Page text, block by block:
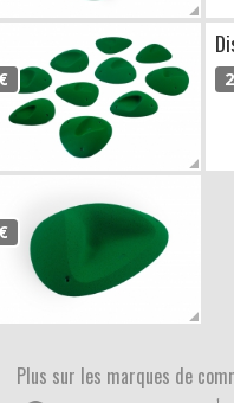
Plus sur les marques de